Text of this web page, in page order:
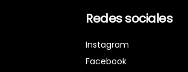
Redes sociales
Instagram
Facebook